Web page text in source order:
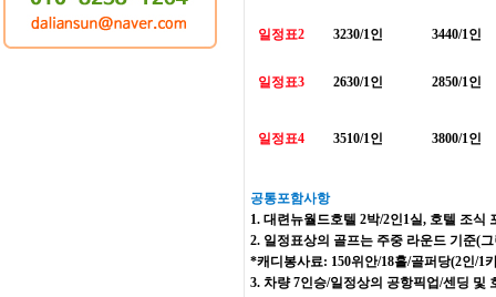
일정표2 3230/1인 3440/1인
일정표3 2630/1인 2850/1인
일정표4 3510/1인 3800/1인
공통포함사항
1. 대련뉴월드호텔 2박/2인1실, 호텔 조식
2. 일정표상의 골프는 주중 라운드 기준(
*캐디봉사료: 150위안/18홀/골퍼당(2인/1
3. 차량 7인승/일정상의 공항픽업/센딩 및